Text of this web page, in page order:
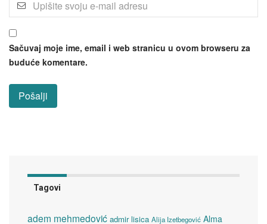
Sačuvaj moje ime, email i web stranicu u ovom browseru za
buduće komentare.
Tagovi
adem mehmedović admir lisica Alija Izetbegović Alma